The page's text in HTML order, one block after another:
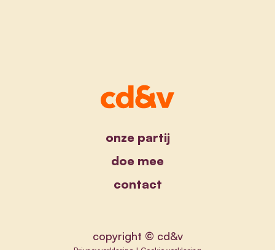
onze partij
doe mee
contact
copyright © cd&v